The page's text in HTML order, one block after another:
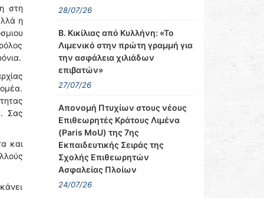
στη
η
Σας
και
28/07/26
Β. Κικίλιας από Κυλλήνη: «Το
Λιμενικό στην πρώτη γραμμή για
την ασφάλεια χιλιάδων
επιβατών»
27/07/26
Απονομή Πτυχίων στους νέους
Επιθεωρητές Κράτους Λιμένα
(Paris MoU) της 7ης
Εκπαιδευτικής Σειράς της
Σχολής Επιθεωρητών
Ασφαλείας Πλοίων
24/07/26